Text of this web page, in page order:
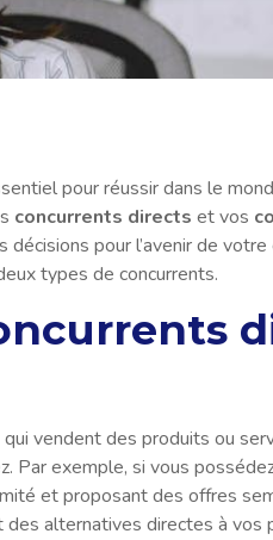
pour réussir dans le
concurrents directs et vos
pour l’avenir de
types de concurrents.
vendent des produits ou
Par exemple, si vous
et proposant des offres
alternatives directes à vos